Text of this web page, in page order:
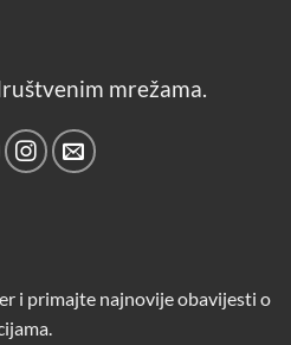
mrežama.
i primajte najnovije obavijesti o